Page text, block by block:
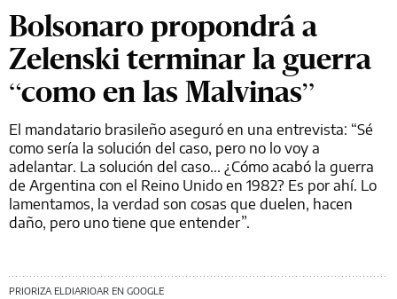
Bolsonaro propondrá a
Zelenski terminar la guerra
“como en las Malvinas”
El mandatario brasileño aseguró en una entrevista: “Sé
como sería la solución del caso, pero no lo voy a
adelantar. La solución del caso... ¿Cómo acabó la guerra
de Argentina con el Reino Unido en 1982? Es por ahí. Lo
lamentamos, la verdad son cosas que duelen, hacen
daño, pero uno tiene que entender”.
PRIORIZA ELDIARIOAR EN GOOGLE